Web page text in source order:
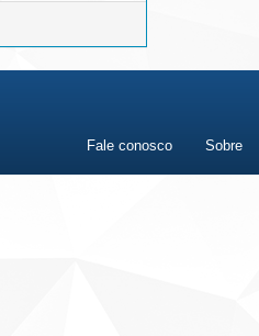
Fale conosco Sobre